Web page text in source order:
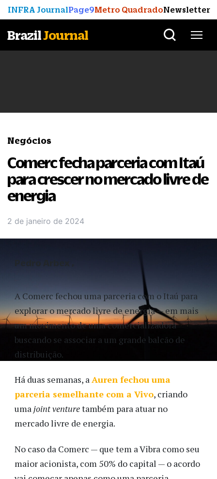
INFRA JournalPage9Metro QuadradoNewsletter
BrazilJournal
Negócios
Comerc fecha parceria com Itaú
para crescer no mercado livre de
energia
2 de janeiro de 2024
A Comerc fechou uma parceria com o Itaú para
explorar o mercado livre de energia — em mais
um movimento de uma comercializadora
buscando se associar a um grande balcão de
distribuição.
Há duas semanas, aAuren fechou uma
parceria semelhante com a Vivo, criando
umajoint venturetambém para atuar no
mercado livre de energia.
No caso da Comerc — que tem a Vibra como seu
maior acionista, com 50% do capital — o acordo